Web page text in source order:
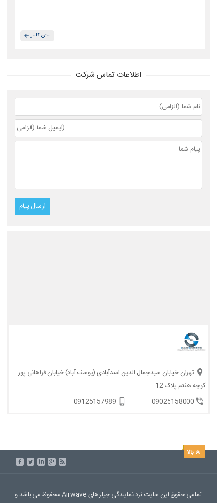
متن کامل
اطلاعات تماس شرکت
تهران خیابان سیدجمال الدین اسدآبادی (یوسف آباد) خیابان فراهانی پور
کوچه هفتم پلاک 12
09025158000
09125157989
تمامی حقوق این سایت نزد نمایندگی چیلرهای Airwave محفوظ می باشد و